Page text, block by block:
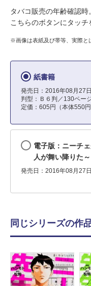
タバコ販売の年齢確認時
こちらのボタンにタッチ
※画像は表紙及び帯等、実際と
紙書籍
発売日：2016年08月27日
判型：Ｂ６判／130ペー
定価：605円（本体550円
電子版：ニーチ
人が舞い降りた
発売日：2016年08月27日
同じシリーズの作